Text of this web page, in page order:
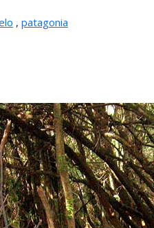
, patagonia